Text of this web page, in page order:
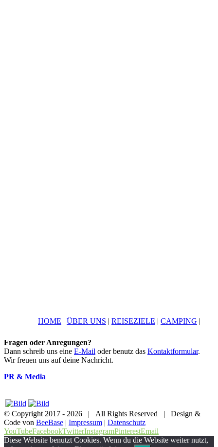
HOME | ÜBER UNS | REISEZIELE | CAMPING |
Fragen oder Anregungen?
Dann schreib uns eine E-Mail oder benutz das Kontaktformular.
Wir freuen uns auf deine Nachricht.
PR & Media
© Copyright 2017 - 2026 | All Rights Reserved | Design &
Code von BeeBase | Impressum | Datenschutz
YouTubeFacebookTwitterInstagramPinterestEmail
Diese Website benutzt Cookies. Wenn du die Website weiter nutzt,